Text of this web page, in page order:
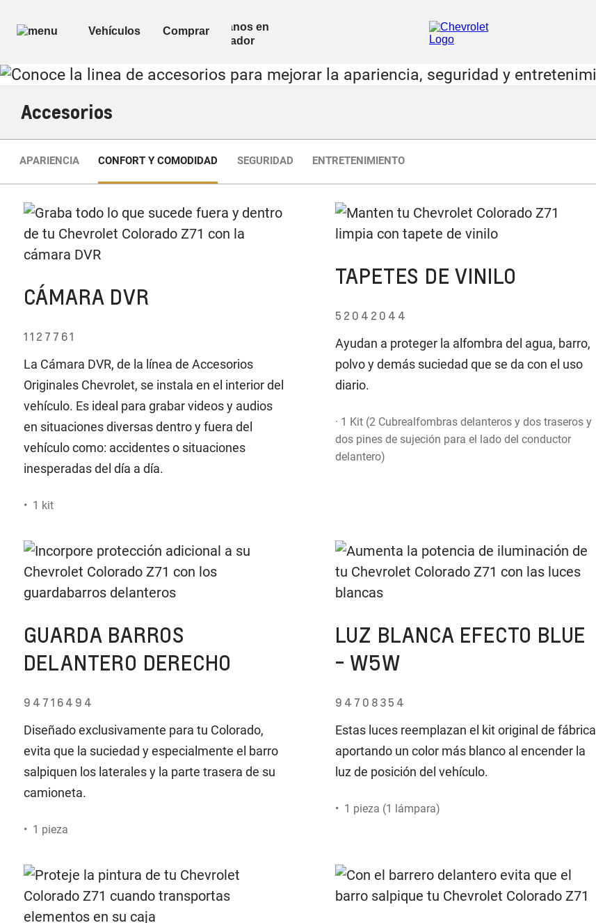
Accesorios
APARIENCIA CONFORT Y COMODIDAD SEGURIDAD ENTRETENIMIENTO
CÁMARA DVR
1127761
La Cámara DVR, de la línea de Accesorios
Originales Chevrolet, se instala en el interior del
vehículo. Es ideal para grabar videos y audios
en situaciones diversas dentro y fuera del
vehículo como: accidentes o situaciones
inesperadas del día a día.
• 1 kit
TAPETES DE VINILO
52042044
Ayudan a proteger la alfombra del agua, barro,
polvo y demás suciedad que se da con el uso
diario.
· 1 Kit (2 Cubrealfombras delanteros y dos traseros y
dos pines de sujeción para el lado del conductor
delantero)
GUARDA BARROS
DELANTERO DERECHO
94716494
Diseñado exclusivamente para tu Colorado,
evita que la suciedad y especialmente el barro
salpiquen los laterales y la parte trasera de su
camioneta.
• 1 pieza
LUZ BLANCA EFECTO BLUE
- W5W
94708354
Estas luces reemplazan el kit original de fábrica
aportando un color más blanco al encender la
luz de posición del vehículo.
• 1 pieza (1 lámpara)